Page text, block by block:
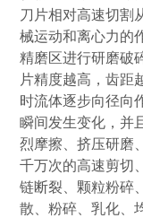
刀片相对高速切割
械运动和离心力的
精磨区进行研磨破
片精度越高，齿距
时流体逐步向径向
瞬间发生变化，并
烈摩擦、挤压研磨
千万次的高速剪切
链断裂、颗粒粉碎
散、粉碎、乳化、